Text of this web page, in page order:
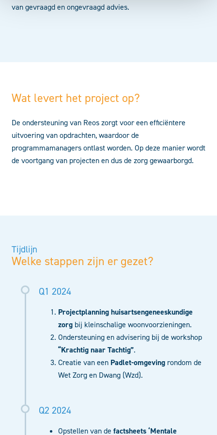
van gevraagd en ongevraagd advies.
Wat levert het project op?
De ondersteuning van Reos zorgt voor een efficiëntere
uitvoering van opdrachten, waardoor de
programmamanagers ontlast worden. Op deze manier wordt
de voortgang van projecten en dus de zorg gewaarborgd.
Tijdlijn
Welke stappen zijn er gezet?
Q1 2024
Projectplanning huisartsengeneeskundige
zorg bij kleinschalige woonvoorzieningen.
Ondersteuning en advisering bij de workshop
“Krachtig naar Tachtig”.
Creatie van een Padlet-omgeving rondom de
Wet Zorg en Dwang (Wzd).
Q2 2024
Opstellen van de factsheets ‘Mentale